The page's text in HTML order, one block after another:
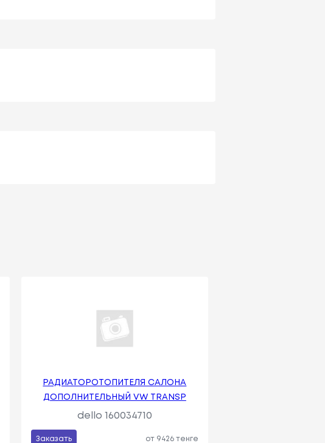
РАДИАТОРОТОПИТЕЛЯ САЛОНА
ДОПОЛНИТЕЛЬНЫЙ VW TRANSP
dello 160034710
Заказать от 9426 тенге